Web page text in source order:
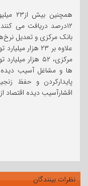
بانک مرکزی و تعدیل
علاوه بر ۲۳
پایدارکردن و حفظ
اقشارآسیب دیده اقتصاد
نظرات بینندگان